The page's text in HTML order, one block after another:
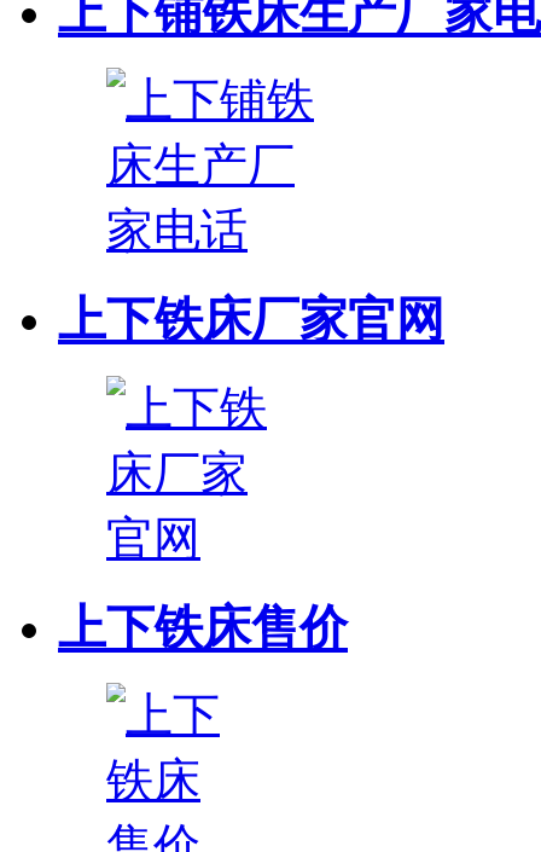
上下铺铁床生产厂家
上下铁床厂家官网
上下铁床售价